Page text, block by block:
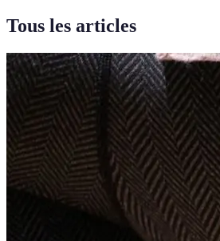
Tous les articles